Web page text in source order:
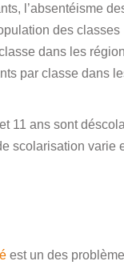
l’absentéisme
des classes
dans les
par classe dans
11 ans sont
scolarisation
est un des